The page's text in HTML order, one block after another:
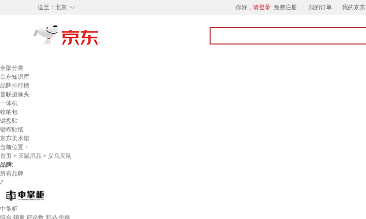
◇
送至： 北京 你好， 请登录 免费注册 我的订单 我的京东
全部分类
京东知识库
品牌排行榜
普联摄像头
一体机
收纳包
键盘贴
键帽贴纸
京东美术馆
当前位置：
首页 > 灭鼠用品 > 义乌灭鼠
品牌:
所有品牌
Z
中掌柜
综合 销量 评论数 新品 价格